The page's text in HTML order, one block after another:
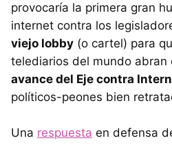
provocaría la primera gran
internet contra los
viejo lobby (o cartel) para
telediarios del mundo abran
avance del Eje contra
políticos-peones bien
Una respuesta en defensa